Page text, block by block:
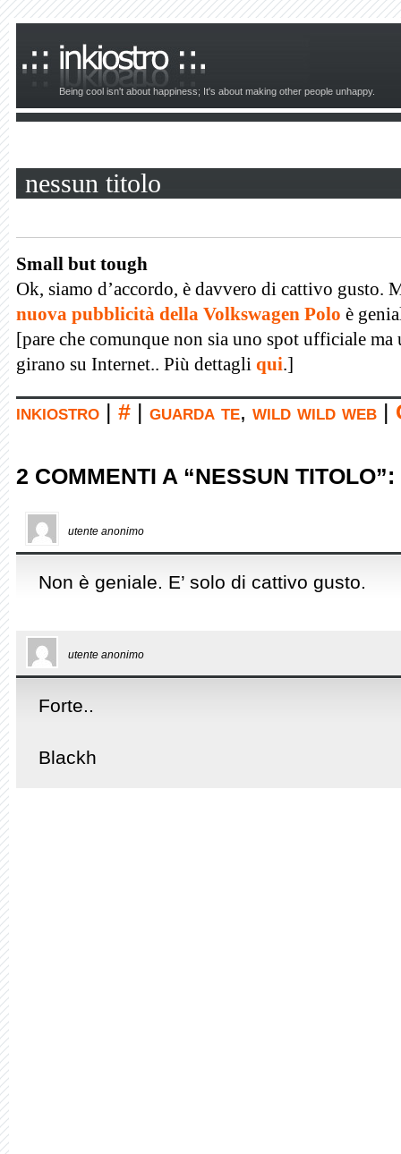
Being cool isn't about happiness; It's about making other people unhappy.
nessun titolo
Small but tough
Ok, siamo d’accordo, è davvero di cattivo gusto.
nuova pubblicità della Volkswagen Polo è
[pare che comunque non sia uno spot ufficiale
girano su Internet.. Più dettagli qui.]
inkiostro # guarda te, wild wild web
2 COMMENTI A “NESSUN TITOLO”:
utente anonimo
Non è geniale. E’ solo di cattivo gusto.
utente anonimo
Forte..
Blackh